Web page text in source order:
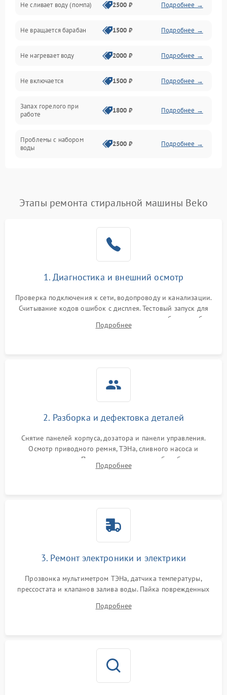
Водоснабжение
Слив
Программное обеспечение
Не сливает воду (помпа) 2500 ₽ Подробнее →
Не вращается барабан 1500 ₽ Подробнее →
Не нагревает воду 2000 ₽ Подробнее →
Не включается 1500 ₽ Подробнее →
Запах горелого при
работе
1800 ₽ Подробнее →
Проблемы с набором
воды
2500 ₽ Подробнее →
Замена платы управления Подробнее →
Этапы ремонта стиральной машины Beko
1. Диагностика и внешний осмотр
Проверка подключения к сети, водопроводу и канализации.
Считывание кодов ошибок с дисплея. Тестовый запуск для
выявления посторонних шумов, протечек или сбоев в работе
электронного модуля управления.
Подробнее
2. Разборка и дефектовка деталей
Снятие панелей корпуса, дозатора и панели управления.
Осмотр приводного ремня, ТЭНа, сливного насоса и
амортизаторов. Проверка подшипников барабана и
крестовины на износ, а манжеты люка на разрывы.
Подробнее
3. Ремонт электроники и электрики
Прозвонка мультиметром ТЭНа, датчика температуры,
прессостата и клапанов залива воды. Пайка поврежденных
Восстановление целостности проводки и контактов.
Подробнее